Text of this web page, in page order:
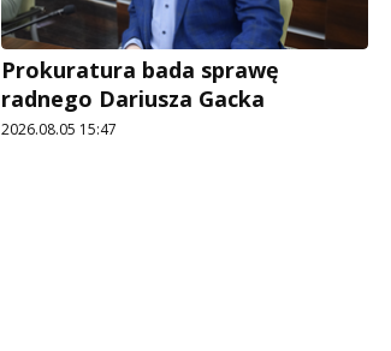
Prokuratura bada sprawę
radnego Dariusza Gacka
2026.08.05 15:47